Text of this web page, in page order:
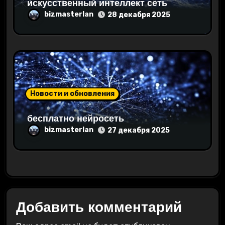
искусственный интеллект сеть
bizmasterlan 28 декабря 2025
Новости и обновления
бесплатно нейросеть
bizmasterlan 27 декабря 2025
Добавить комментарий